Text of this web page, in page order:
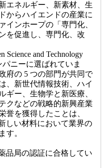
エネルギー、新素材、生
からハイエンドの産業に
インホープの「専門化、
を促進し、専門化、改
Science and Technology
ニーに選ばれていま
府の 5 つの部門が共同で
、新世代情報技術、ハイ
ギー、生物学と新医療、
クなどの戦略的新興産業
誉を獲得したことは、
しい材料において業界の
す。
品局の認証に合格してい